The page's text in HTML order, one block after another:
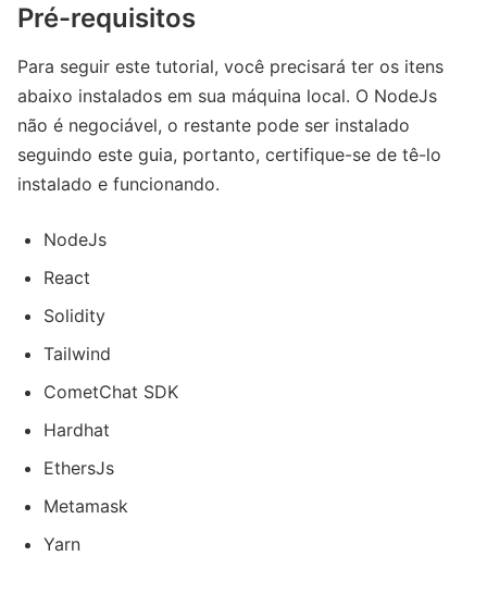
Pré-requisitos
Para seguir este tutorial, você precisará ter os itens
abaixo instalados em sua máquina local. O NodeJs
não é negociável, o restante pode ser instalado
seguindo este guia, portanto, certifique-se de tê-lo
instalado e funcionando.
NodeJs
React
Solidity
Tailwind
CometChat SDK
Hardhat
EthersJs
Metamask
Yarn